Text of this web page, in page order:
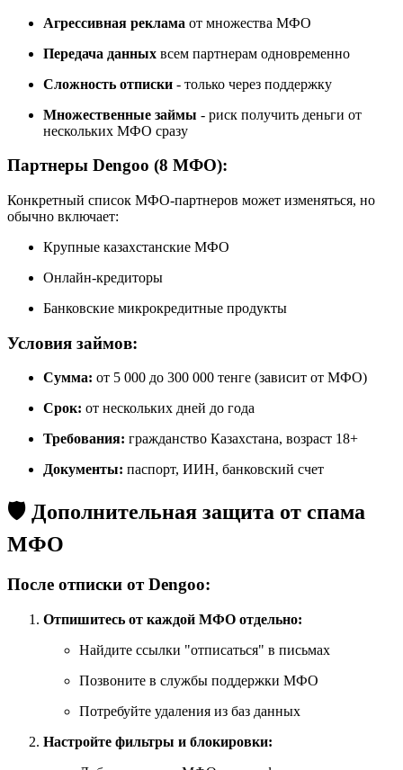
Агрессивная реклама от множества МФО
Передача данных всем партнерам одновременно
Сложность отписки - только через поддержку
Множественные займы - риск получить деньги от
нескольких МФО сразу
Партнеры Dengoo (8 МФО):
Конкретный список МФО-партнеров может изменяться, но
обычно включает:
Крупные казахстанские МФО
Онлайн-кредиторы
Банковские микрокредитные продукты
Условия займов:
Сумма: от 5 000 до 300 000 тенге (зависит от МФО)
Срок: от нескольких дней до года
Требования: гражданство Казахстана, возраст 18+
Документы: паспорт, ИИН, банковский счет
🛡️ Дополнительная защита от спама
МФО
После отписки от Dengoo:
Отпишитесь от каждой МФО отдельно:
Найдите ссылки "отписаться" в письмах
Позвоните в службы поддержки МФО
Потребуйте удаления из баз данных
Настройте фильтры и блокировки: